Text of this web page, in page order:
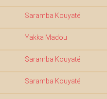
Saramba Kouyaté
Yakka Madou
Saramba Kouyaté
Saramba Kouyaté